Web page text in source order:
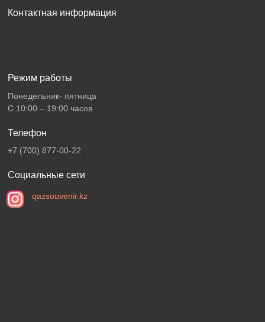
Контактная информация
Режим работы
Понедельник- пятница
С 10:00 – 19:00 часов
Телефон
+7 (700) 877-00-22
Социальные сети
qazsouvenir.kz